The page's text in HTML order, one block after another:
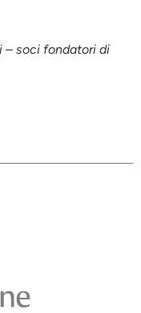
– soci fondatori di